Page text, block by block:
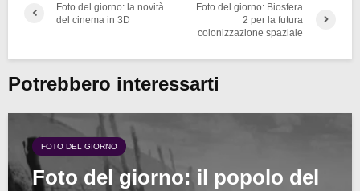
Foto del giorno: la novità
del cinema in 3D
Foto del giorno: Biosfera
2 per la futura
colonizzazione spaziale
Potrebbero interessarti
FOTO DEL GIORNO
Foto del giorno: il popolo del